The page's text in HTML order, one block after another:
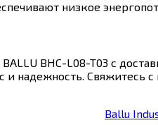
низкое
BHC-L08-T03 с
и надежность.
Ballu